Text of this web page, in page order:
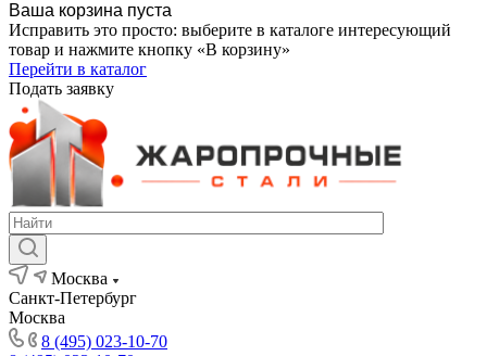
Ваша корзина пуста
Исправить это просто: выберите в каталоге интересующий
товар и нажмите кнопку «В корзину»
Перейти в каталог
Подать заявку
Москва
Санкт-Петербург
Москва
8 (495) 023-10-70